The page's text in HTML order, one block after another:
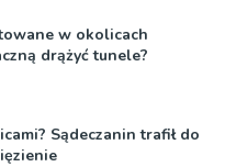
w okolicach
drążyć tunele?
Sądeczanin trafił do